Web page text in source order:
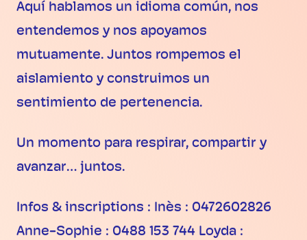
Aquí hablamos un idioma común, nos
entendemos y nos apoyamos
mutuamente. Juntos rompemos el
aislamiento y construimos un
sentimiento de pertenencia.
Un momento para respirar, compartir y
avanzar… juntos.
Infos & inscriptions : Inès : 0472602826
Anne-Sophie : 0488 153 744 Loyda :